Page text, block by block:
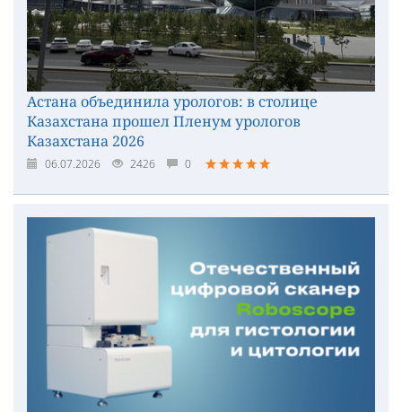
Астана объединила урологов: в столице
Казахстана прошел Пленум урологов
Казахстана 2026
06.07.2026 2426 0